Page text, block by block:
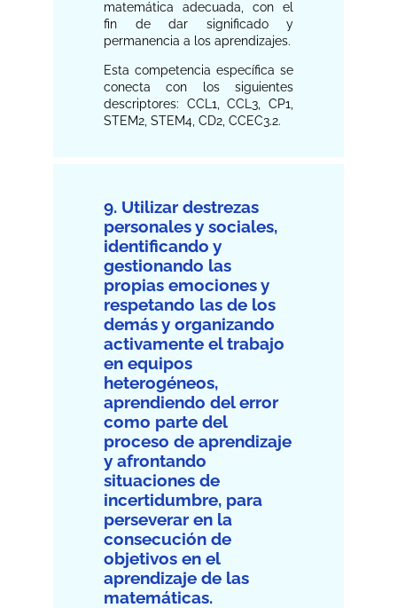
matemática adecuada, con el
fin de dar significado y
permanencia a los aprendizajes.
Esta competencia específica se
conecta con los siguientes
descriptores: CCL1, CCL3, CP1,
STEM2, STEM4, CD2, CCEC3.2.
9. Utilizar destrezas
personales y sociales,
identificando y
gestionando las
propias emociones y
respetando las de los
demás y organizando
activamente el trabajo
en equipos
heterogéneos,
aprendiendo del error
como parte del
proceso de aprendizaje
y afrontando
situaciones de
incertidumbre, para
perseverar en la
consecución de
objetivos en el
aprendizaje de las
matemáticas.